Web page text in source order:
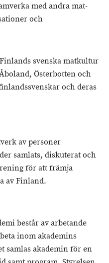
med andra mat-
och
svenska matkultur
Österbotten och
och deras
av personer
samlats, diskuterat och
för att främja
av Finland.
består av arbetande
inom akademins
samlas akademin för en